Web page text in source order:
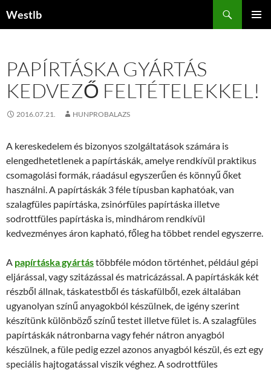
Westlb
PAPÍRTÁSKA GYÁRTÁS
KEDVEZŐ FELTÉTELEKKEL!
2016.07.21. HUNPROBALAZS
A kereskedelem és bizonyos szolgáltatások számára is
elengedhetetlenek a papírtáskák, amelye rendkívül praktikus
csomagolási formák, ráadásul egyszerűen és könnyű őket
használni. A papírtáskák 3 féle típusban kaphatóak, van
szalagfüles papírtáska, zsinórfüles papírtáska illetve
sodrottfüles papírtáska is, mindhárom rendkívül
kedvezményes áron kapható, főleg ha többet rendel egyszerre.
A papírtáska gyártástöbbféle módon történhet, például gépi
eljárással, vagy szitázással és matricázással. A papírtáskák két
részből állnak, táskatestből és táskafülből, ezek általában
ugyanolyan színű anyagokból készülnek, de igény szerint
készítünk különböző színű testet illetve fület is. A szalagfüles
papírtáskák nátronbarna vagy fehér nátron anyagból
készülnek, a füle pedig ezzel azonos anyagból készül, és ezt egy
speciális hajtogatással viszik véghez. A sodrottfüles